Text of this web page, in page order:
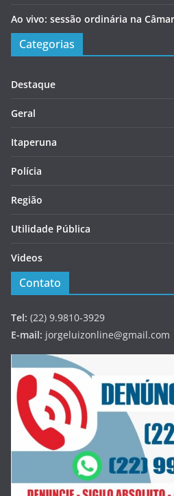
Ao vivo: sessão ordinária na
Categorias
Destaque
Geral
Itaperuna
Polícia
Região
Utilidade Pública
Videos
Contato
Tel: (22) 9.9810-3929
E-mail: jorgeluizonline@gmail.com